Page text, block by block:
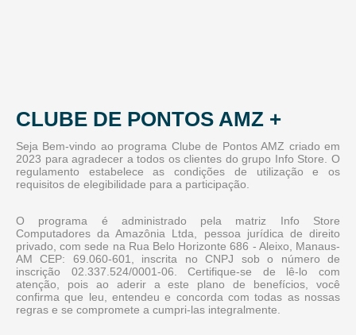
CLUBE DE PONTOS AMZ +
Seja Bem-vindo ao programa Clube de Pontos AMZ criado em
2023 para agradecer a todos os clientes do grupo Info Store. O
regulamento estabelece as condições de utilização e os
requisitos de elegibilidade para a participação.
O programa é administrado pela matriz Info Store
Computadores da Amazônia Ltda, pessoa jurídica de direito
privado, com sede na Rua Belo Horizonte 686 - Aleixo, Manaus-
AM CEP: 69.060-601, inscrita no CNPJ sob o número de
inscrição 02.337.524/0001-06. Certifique-se de lê-lo com
atenção, pois ao aderir a este plano de benefícios, você
confirma que leu, entendeu e concorda com todas as nossas
regras e se compromete a cumpri-las integralmente.